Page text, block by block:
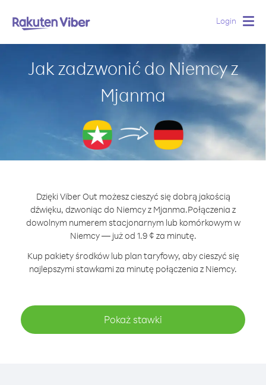
Login
Jak zadzwonić do Niemcy z
Mjanma
Dzięki Viber Out możesz cieszyć się dobrą jakością
dźwięku, dzwoniąc do Niemcy z Mjanma.Połączenia z
dowolnym numerem stacjonarnym lub komórkowym w
Niemcy — już od 1.9 ¢ za minutę.
Kup pakiety środków lub plan taryfowy, aby cieszyć się
najlepszymi stawkami za minutę połączenia z Niemcy.
Pokaż stawki